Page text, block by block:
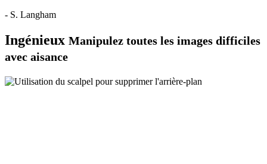
- S. Langham
Ingénieux Manipulez toutes les images difficiles
avec aisance